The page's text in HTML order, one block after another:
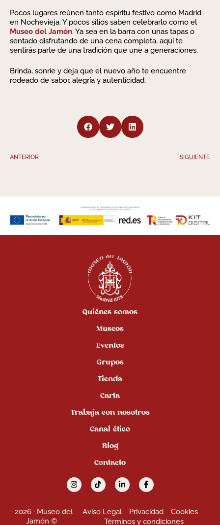
Pocos lugares reúnen tanto espíritu festivo como Madrid
en Nochevieja. Y pocos sitios saben celebrarlo como el
Museo del Jamón. Ya sea en la barra con unas tapas o
sentado disfrutando de una cena completa, aquí te
sentirás parte de una tradición que une a generaciones.
Brinda, sonríe y deja que el nuevo año te encuentre
rodeado de sabor, alegría y autenticidad.
ANTERIOR SIGUIENTE
Quiénes somos
Museos
Eventos
Grupos
Tienda
Carta
Trabaja con nosotros
Canal ético
Blog
Contacto
· 2026 · Museo del
Jamón ©
Aviso Legal Privacidad
Cookies
Términos y condiciones